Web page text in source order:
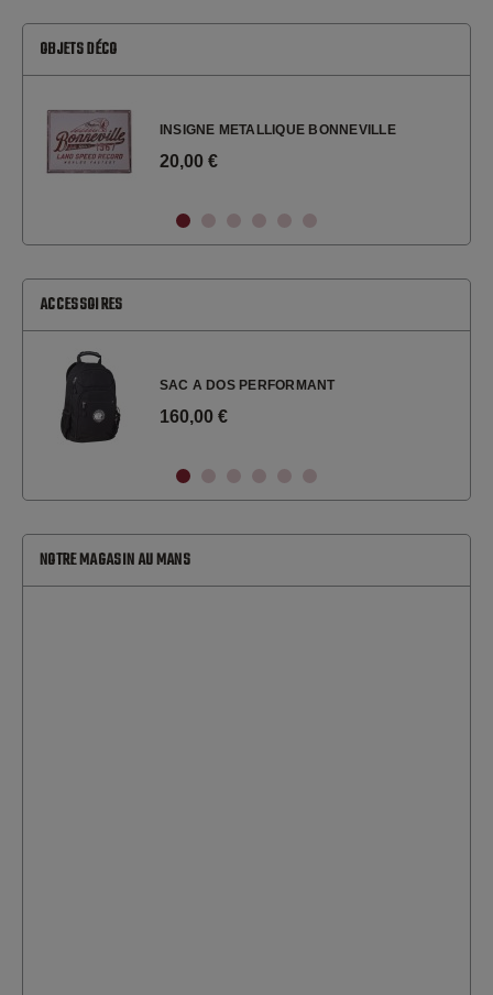
OBJETS DÉCO
INSIGNE METALLIQUE BONNEVILLE
20,00 €
ACCESSOIRES
SAC A DOS PERFORMANT
160,00 €
NOTRE MAGASIN AU MANS